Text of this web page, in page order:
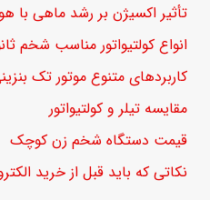
تأثیر اکسیژن بر رشد ماهی با
انواع کولتیواتور مناسب شخم
کاربردهای متنوع موتور تک
مقایسه تیلر و کولتیواتور
قیمت دستگاه شخم زن کوچک
نکاتی که باید قبل از خرید